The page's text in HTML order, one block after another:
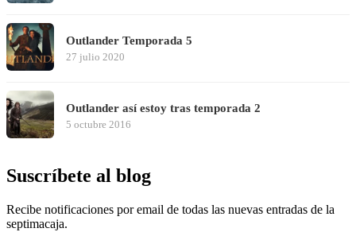
Outlander Temporada 5
27 julio 2020
Outlander así estoy tras temporada 2
5 octubre 2016
Suscríbete al blog
Recibe notificaciones por email de todas las nuevas entradas de la
septimacaja.